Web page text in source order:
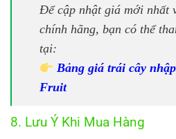
Để cập nhật giá mới nhất
chính hãng, bạn có thể
tại:
Bảng giá trái cây
Fruit
8. Lưu Ý Khi Mua Hàng